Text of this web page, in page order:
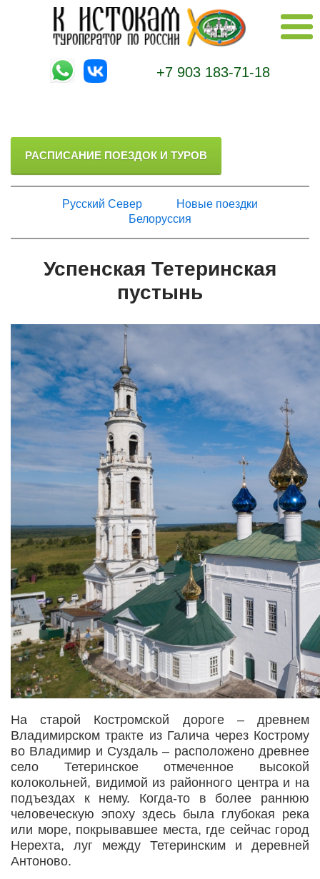
+7 903 183-71-18
РАСПИСАНИЕ ПОЕЗДОК И ТУРОВ
Русский Север
Новые поездки
Белоруссия
Успенская Тетеринская
пустынь
На старой Костромской дороге – древнем
Владимирском тракте из Галича через Кострому
во Владимир и Суздаль – расположено древнее
село Тетеринское отмеченное высокой
колокольней, видимой из районного центра и на
подъездах к нему. Когда-то в более раннюю
человеческую эпоху здесь была глубокая река
или море, покрывавшее места, где сейчас город
Нерехта, луг между Тетеринским и деревней
Антоново.